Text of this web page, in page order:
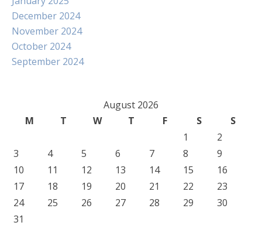
December 2024
November 2024
October 2024
September 2024
August 2026
M
T W T F S
S
1
2
3
4 5 6 7 8
9
10
11 12 13 14 15
16
17
18 19 20 21 22
23
24
25 26 27 28 29
30
31